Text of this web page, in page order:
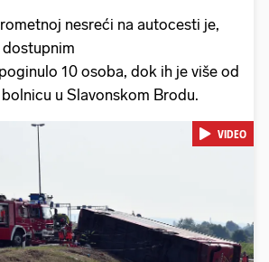
nesreći na autocesti je,
10 osoba, dok ih je više od
u Slavonskom Brodu.
Pokretanje videa...
VIDEO